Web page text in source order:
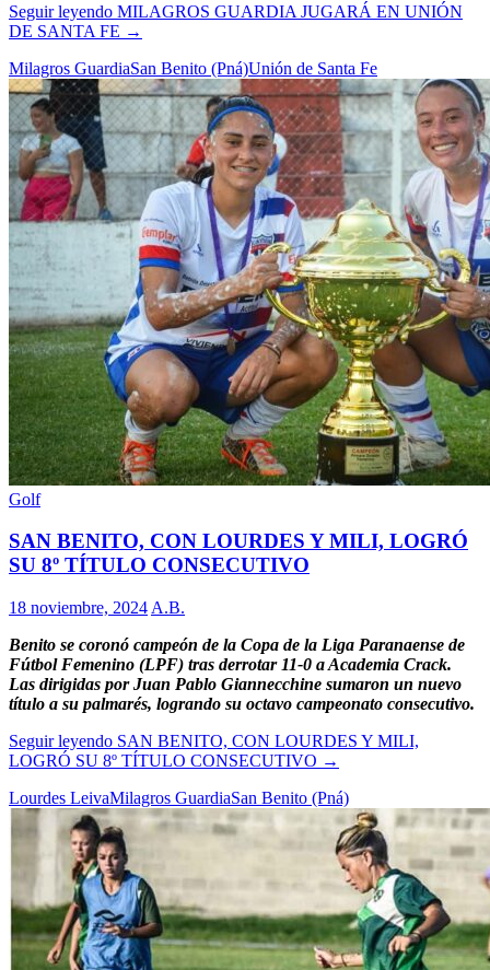
Seguir leyendo MILAGROS GUARDIA JUGARÁ EN UNIÓN
DE SANTA FE →
Milagros GuardiaSan Benito (Pná)Unión de Santa Fe
Golf
SAN BENITO, CON LOURDES Y MILI, LOGRÓ
SU 8º TÍTULO CONSECUTIVO
18 noviembre, 2024 A.B.
Benito se coronó campeón de la Copa de la Liga Paranaense de
Fútbol Femenino (LPF) tras derrotar 11-0 a Academia Crack.
Las dirigidas por Juan Pablo Giannecchine sumaron un nuevo
título a su palmarés, logrando su octavo campeonato consecutivo.
Seguir leyendo SAN BENITO, CON LOURDES Y MILI,
LOGRÓ SU 8º TÍTULO CONSECUTIVO →
Lourdes LeivaMilagros GuardiaSan Benito (Pná)